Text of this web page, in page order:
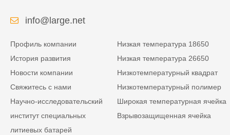
info@large.net
Профиль компании
История развития
Новости компании
Свяжитесь с нами
Научно-исследовательский
институт специальных
литиевых батарей
Низкая температура 18650
Низкая температура 26650
Низкотемпературный квадрат
Низкотемпературный полимер
Широкая температурная ячейка
Взрывозащищенная ячейка